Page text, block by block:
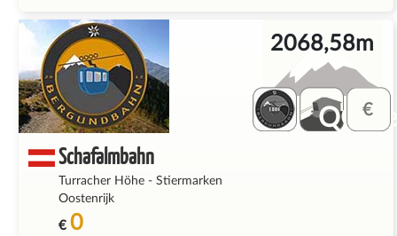
Schafalmbahn
Turracher Höhe- Stiermarken
Oostenrijk
€ 0
2068,58m